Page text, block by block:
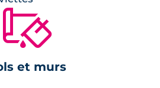
de bois,
double-vitrage.
🔨
et murs